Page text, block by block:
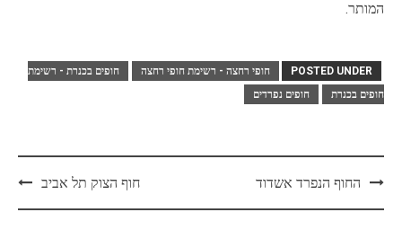
המותר.
POSTED UNDER חופי רחצה - רשימת חופי רחצה
חופים בכנרת - רשימת
חופים בכנרת
חופים נפרדים
Postהחוף הנפרד אשדוד חוף הצוק תל אביב